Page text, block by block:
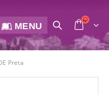
MENU
Preta